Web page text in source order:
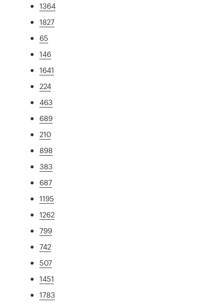
1364
1827
65
146
1641
224
463
689
210
898
383
687
1195
1262
799
742
507
1451
1783